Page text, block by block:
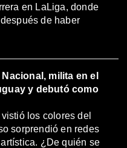
en LaLiga, donde
de haber
milita en el
y debutó como
los colores del
sorprendió en redes
¿De quién se